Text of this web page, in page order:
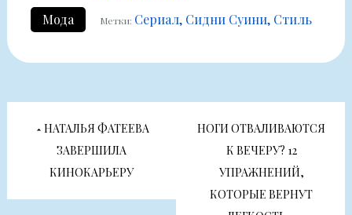
Мода Метки: Сериал Сидни Суини Стиль
Навигация
НАТАЛЬЯ ФАТЕЕВА
ЗАВЕРШИЛА
КИНОКАРЬЕРУ
НОГИ ОТВАЛИВАЮТСЯ
К ВЕЧЕРУ? 12
УПРАЖНЕНИЙ,
КОТОРЫЕ ВЕРНУТ